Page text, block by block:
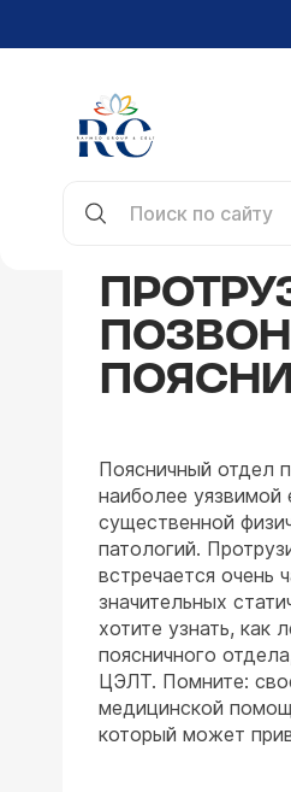
Поясничный отдел
наиболее уязвимой
существенной
патологий.
встречается очень
значительных
хотите узнать, как
поясничного
ЦЭЛТ. Помните:
медицинской
который может